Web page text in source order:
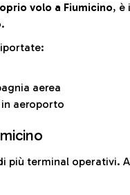
volo a Fiumicino, è
aerea
aeroporto
più terminal